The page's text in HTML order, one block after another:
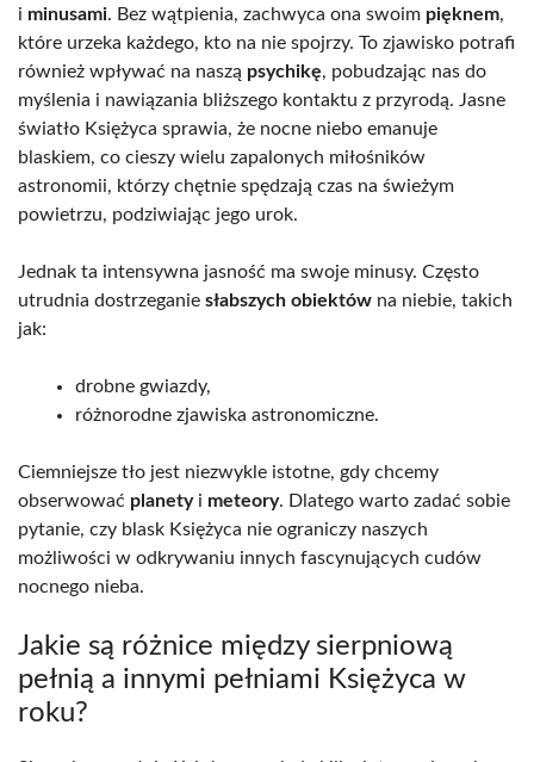
i minusami. Bez wątpienia, zachwyca ona swoim pięknem,
które urzeka każdego, kto na nie spojrzy. To zjawisko potrafi
również wpływać na naszą psychikę, pobudzając nas do
myślenia i nawiązania bliższego kontaktu z przyrodą. Jasne
światło Księżyca sprawia, że nocne niebo emanuje
blaskiem, co cieszy wielu zapalonych miłośników
astronomii, którzy chętnie spędzają czas na świeżym
powietrzu, podziwiając jego urok.
Jednak ta intensywna jasność ma swoje minusy. Często
utrudnia dostrzeganie słabszych obiektów na niebie, takich
jak:
drobne gwiazdy,
różnorodne zjawiska astronomiczne.
Ciemniejsze tło jest niezwykle istotne, gdy chcemy
obserwować planetyi meteory. Dlatego warto zadać sobie
pytanie, czy blask Księżyca nie ograniczy naszych
możliwości w odkrywaniu innych fascynujących cudów
nocnego nieba.
Jakie są różnice między sierpniową
pełnią a innymi pełniami Księżyca w
roku?